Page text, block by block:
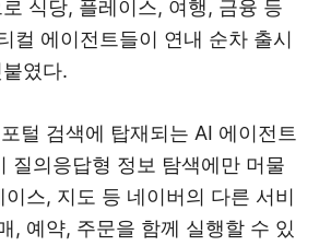
식당, 플레이스, 여행, 금융 등
컬 에이전트들이 연내 순차 출시
였다.
털 검색에 탑재되는 AI 에이전트
질의응답형 정보 탐색에만 머물
스, 지도 등 네이버의 다른 서비
, 예약, 주문을 함께 실행할 수 있